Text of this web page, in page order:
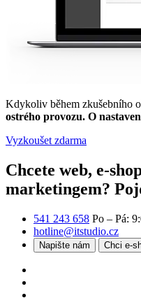
Kdykoliv během zkušebního
ostrého provozu. O
Vyzkoušet zdarma
Chcete web, e-
marketingem?
541 243 658 Po – Pá:
hotline@itstudio.cz
Napište nám Chci e-